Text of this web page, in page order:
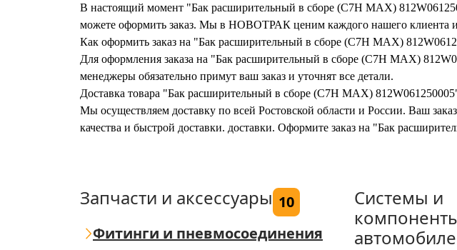
В настоящий момент "Бак расширительный в сборе (C7H MAX)
можете оформить заказ. Мы в НОВОТРАК ценим каждого нашего клиента и
Как оформить заказ на "Бак расширительный в сборе (C7H MAX)
Для оформления заказа на "Бак расширительный в сборе (C7H MAX)
менеджеры обязательно примут ваш заказ и уточнят все детали.
Доставка товара "Бак расширительный в сборе (C7H MAX)
Мы осуществляем доставку по всей Ростовской области и России. Ваш
качества и быстрой доставки. доставки. Оформите заказ на "Бак
Запчасти и аксессуары 10
Фитинги и пневмосоединения
Системы и